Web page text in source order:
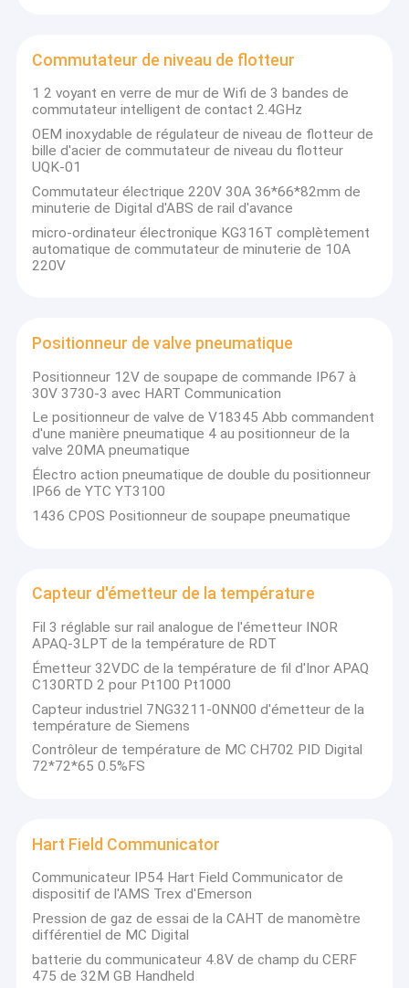
Maison
Produits
Au sujet de nous
Contrôle de qualité
Contactez-nous
Demandez une citation
Mesure de différence de pression
Indicateur de pression d'acier inoxydable
Transmetteur de pression de précision
Contrôleur programmable de logique
Commutateur de niveau de flotteur
Commutateur de niveau de flotteur
1 2 voyant en verre de mur de Wifi de 3 bandes de
commutateur intelligent de contact 2.4GHz
OEM inoxydable de régulateur de niveau de flotteur de
bille d'acier de commutateur de niveau du flotteur
UQK-01
Commutateur électrique 220V 30A 36*66*82mm de
minuterie de Digital d'ABS de rail d'avance
micro-ordinateur électronique KG316T complètement
automatique de commutateur de minuterie de 10A
220V
Positionneur de valve pneumatique
Positionneur 12V de soupape de commande IP67 à
30V 3730-3 avec HART Communication
Le positionneur de valve de V18345 Abb commandent
d'une manière pneumatique 4 au positionneur de la
valve 20MA pneumatique
Électro action pneumatique de double du positionneur
IP66 de YTC YT3100
1436 CPOS Positionneur de soupape pneumatique
Capteur d'émetteur de la température
Fil 3 réglable sur rail analogue de l'émetteur INOR
APAQ-3LPT de la température de RDT
Émetteur 32VDC de la température de fil d'Inor APAQ
C130RTD 2 pour Pt100 Pt1000
Capteur industriel 7NG3211-0NN00 d'émetteur de la
température de Siemens
Contrôleur de température de MC CH702 PID Digital
72*72*65 0.5%FS
Hart Field Communicator
Communicateur IP54 Hart Field Communicator de
dispositif de l'AMS Trex d'Emerson
Pression de gaz de essai de la CAHT de manomètre
différentiel de MC Digital
batterie du communicateur 4.8V de champ du CERF
475 de 32M GB Handheld
L'instrument Cie., Ltd de Mengchuan est situé dans la ville de
Liushi, ville de Yueqing, province de Wenzhou, Zhejiang, entourée
par le beau monde naturel et le patrimoine culturel - montagne
différence de pression, mesure rouge de différence de pression
pression électrique de contact, indicateur de pression d'acier
inoxydable, indicateur de pression de précision, mesure micro
de capsule de pression, jauge de niveau de boule de flottement,
commutateur de boule de flottement, régulateur de niveau
liquide, mesure intelligente d'énergie, mesure légère de colonne
et d'autres produits. Les produits sont très utilisés dans les
machines et les industries civiles telles que des plastiques,
nourriture, impression, industrie chimique, pétrole, traitement
médical, four, textile léger, imprimant et teignant, climatisation,
famille et ainsi de suite.
La société adhère à la philosophie d'affaires du « client d'abord,
va de l'avant » et adhère au principe du « client d'abord » pour